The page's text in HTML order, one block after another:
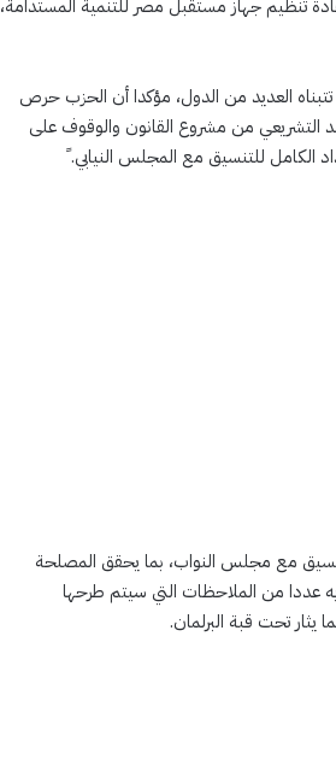
تنظيم جهاز مستقبل مصر للتنمية المستدامة،
تتبناه العديد من الدول، مؤكدا أن الحزب حرص
التشريعي من مشروع القانون والوقوف على
الكامل للتنسيق مع المجلس النيابي.
مع مجلس النواب، بما يحقق المصلحة
عددا من الملاحظات التي سيتم طرحها
يثار تحت قبة البرلمان.